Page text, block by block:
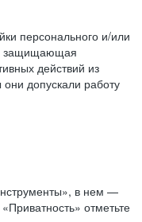
персонального и/или
защищающая
действий из
допускали работу
в нем —
отметьте